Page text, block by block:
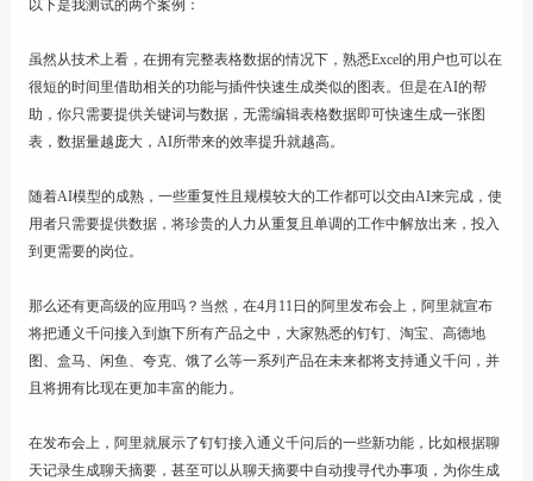
以下是我测试的两个案例：
虽然从技术上看，在拥有完整表格数据的情况下，熟悉Excel的用户也可以在
很短的时间里借助相关的功能与插件快速生成类似的图表。但是在AI的帮
助，你只需要提供关键词与数据，无需编辑表格数据即可快速生成一张图
表，数据量越庞大，AI所带来的效率提升就越高。
随着AI模型的成熟，一些重复性且规模较大的工作都可以交由AI来完成，使
用者只需要提供数据，将珍贵的人力从重复且单调的工作中解放出来，投入
到更需要的岗位。
那么还有更高级的应用吗？当然，在4月11日的阿里发布会上，阿里就宣布
将把通义千问接入到旗下所有产品之中，大家熟悉的钉钉、淘宝、高德地
图、盒马、闲鱼、夸克、饿了么等一系列产品在未来都将支持通义千问，并
且将拥有比现在更加丰富的能力。
在发布会上，阿里就展示了钉钉接入通义千问后的一些新功能，比如根据聊
天记录生成聊天摘要，甚至可以从聊天摘要中自动搜寻代办事项，为你生成